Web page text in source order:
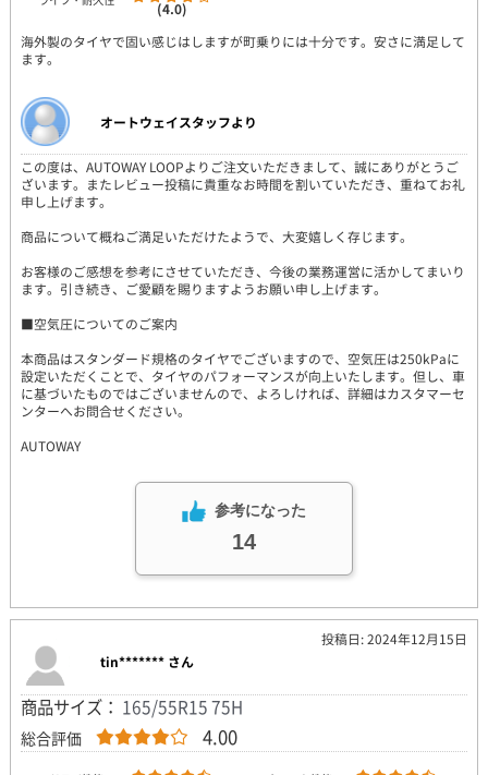
(4.0)
海外製のタイヤで固い感じはしますが町乗りには十分です。安さに満足して
ます。
オートウェイスタッフより
この度は、AUTOWAY LOOPよりご注文いただきまして、誠にありがとうご
ざいます。またレビュー投稿に貴重なお時間を割いていただき、重ねてお礼
申し上げます。
商品について概ねご満足いただけたようで、大変嬉しく存じます。
お客様のご感想を参考にさせていただき、今後の業務運営に活かしてまいり
ます。引き続き、ご愛顧を賜りますようお願い申し上げます。
■空気圧についてのご案内
本商品はスタンダード規格のタイヤでございますので、空気圧は250kPaに
設定いただくことで、タイヤのパフォーマンスが向上いたします。但し、車
に基づいたものではございませんので、よろしければ、詳細はカスタマーセ
ンターへお問合せください。
AUTOWAY
参考になった
14
投稿日: 2024年12月15日
tin******* さん
商品サイズ： 165/55R15 75H
総合評価 4.00